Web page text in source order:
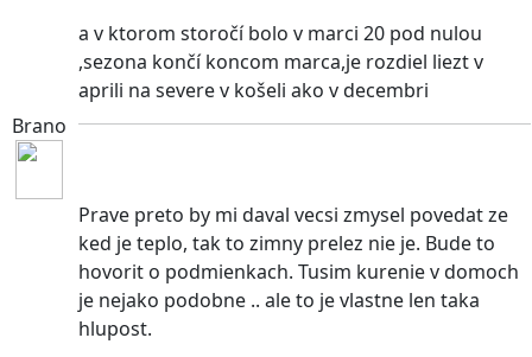
Brano
a v ktorom storočí bolo v marci 20 pod nulou
,sezona končí koncom marca,je rozdiel liezt v
aprili na severe v košeli ako v decembri
Prave preto by mi daval vecsi zmysel povedat ze
ked je teplo, tak to zimny prelez nie je. Bude to
hovorit o podmienkach. Tusim kurenie v domoch
je nejako podobne .. ale to je vlastne len taka
hlupost.